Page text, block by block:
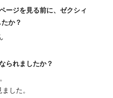
ージを見る前に、ゼクシィ
か？
られましたか？
した。